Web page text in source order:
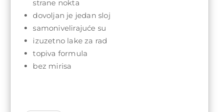
strane nokta
dovoljan je jedan sloj
samonivelirajuće su
izuzetno lake za rad
topiva formula
bez mirisa